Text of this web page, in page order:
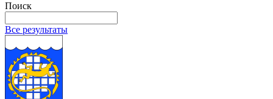
Поиск
Все результаты